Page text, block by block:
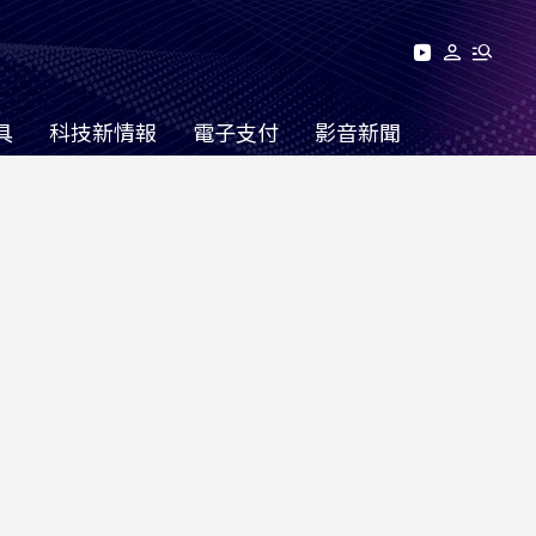
科技新情報 電子支付 影音新聞